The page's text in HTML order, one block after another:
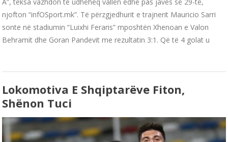
njofton “infOSport.mk”. Të përzgjedhurit e trajnerit Mauricio Sarri
sonte në stadiumin “Luixhi Feraris” mposhtën Xhenoan e Valon
Behramit dhe Goran Pandevit me rezultatin 3:1. Që të 4 golat u
Lokomotiva E Shqiptarëve Fiton,
Shënon Tuci